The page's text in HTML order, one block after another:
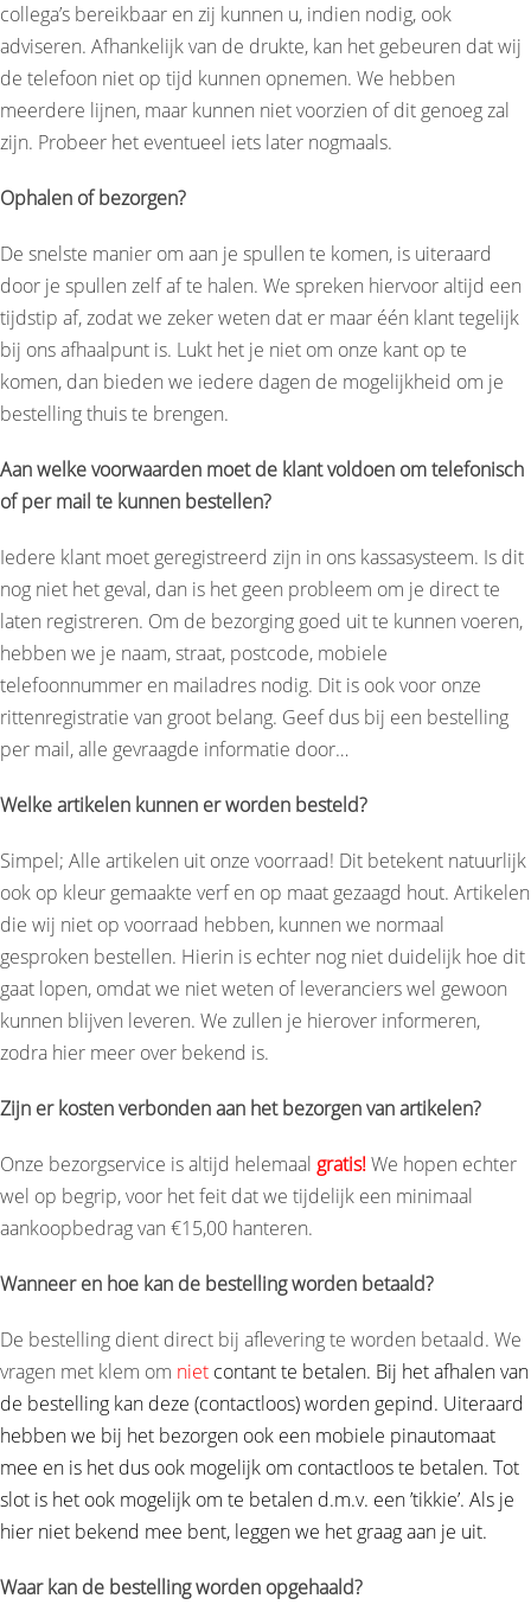
collega’s bereikbaar en zij kunnen u, indien nodig, ook
adviseren. Afhankelijk van de drukte, kan het gebeuren dat wij
de telefoon niet op tijd kunnen opnemen. We hebben
meerdere lijnen, maar kunnen niet voorzien of dit genoeg zal
zijn. Probeer het eventueel iets later nogmaals.
Ophalen of bezorgen?
De snelste manier om aan je spullen te komen, is uiteraard
door je spullen zelf af te halen. We spreken hiervoor altijd een
tijdstip af, zodat we zeker weten dat er maar één klant tegelijk
bij ons afhaalpunt is. Lukt het je niet om onze kant op te
komen, dan bieden we iedere dagen de mogelijkheid om je
bestelling thuis te brengen.
Aan welke voorwaarden moet de klant voldoen om telefonisch
of per mail te kunnen bestellen?
Iedere klant moet geregistreerd zijn in ons kassasysteem. Is dit
nog niet het geval, dan is het geen probleem om je direct te
laten registreren. Om de bezorging goed uit te kunnen voeren,
hebben we je naam, straat, postcode, mobiele
telefoonnummer en mailadres nodig. Dit is ook voor onze
rittenregistratie van groot belang. Geef dus bij een bestelling
per mail, alle gevraagde informatie door…
Welke artikelen kunnen er worden besteld?
Simpel; Alle artikelen uit onze voorraad! Dit betekent natuurlijk
ook op kleur gemaakte verf en op maat gezaagd hout. Artikelen
die wij niet op voorraad hebben, kunnen we normaal
gesproken bestellen. Hierin is echter nog niet duidelijk hoe dit
gaat lopen, omdat we niet weten of leveranciers wel gewoon
kunnen blijven leveren. We zullen je hierover informeren,
zodra hier meer over bekend is.
Zijn er kosten verbonden aan het bezorgen van artikelen?
Onze bezorgservice is altijd helemaal gratis!We hopen echter
wel op begrip, voor het feit dat we tijdelijk een minimaal
aankoopbedrag van €15,00 hanteren.
Wanneer en hoe kan de bestelling worden betaald?
De bestelling dient direct bij aflevering te worden betaald. We
vragen met klem om niet contant te betalen. Bij het afhalen van
de bestelling kan deze (contactloos) worden gepind. Uiteraard
hebben we bij het bezorgen ook een mobiele pinautomaat
mee en is het dus ook mogelijk om contactloos te betalen. Tot
slot is het ook mogelijk om te betalen d.m.v. een ’tikkie’. Als je
hier niet bekend mee bent, leggen we het graag aan je uit.
Waar kan de bestelling worden opgehaald?